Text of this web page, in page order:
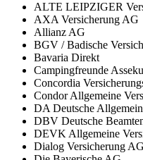
ALTE LEIPZIGER
AXA Versicherung AG
Allianz AG
BGV / Badische
Bavaria Direkt
Campingfreunde
Concordia
Condor Allgemeine
DA Deutsche
DBV Deutsche
DEVK Allgemeine
Dialog Versicherung AG